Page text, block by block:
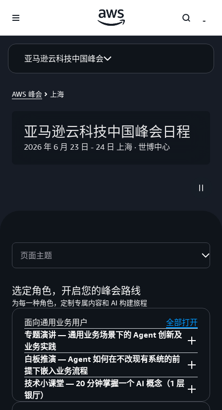
亚马逊云科技中国峰会
AWS 峰会 上海
亚马逊云科技中国峰会日程
2026 年 6 月 23 日 - 24 日 上海 · 世博中心
页面主题
选定角色，开启您的峰会路线
为每一种角色，定制专属内容和 AI 构建旅程
面向通用业务用户
全部打开
专题演讲 — 通用业务场景下的 Agent 创新及
业务实践
6 月 23 日 5 层 515
13:30–14:00 Amazon Quick：告别重复劳动，
让企业知识自生长
白板推演 — Agent 如何在不改现有系统的前
提下嵌入业务流程
6 月 23 日 5 层 中庭
技术小课堂 — 20 分钟掌握一个 AI 概念（1 层
银厅）